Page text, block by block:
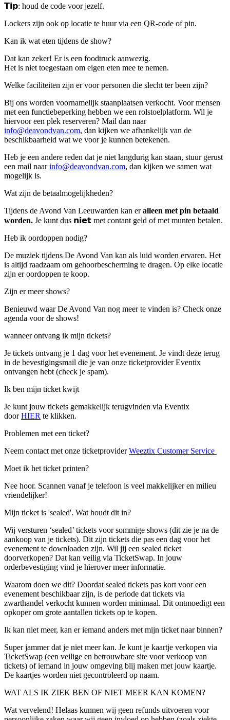
𝗧𝗶𝗽: houd de code voor jezelf.
Lockers zijn ook op locatie te huur via een QR-code of pin.
Kan ik wat eten tijdens de show?
Dat kan zeker! Er is een foodtruck aanwezig.
Het is niet toegestaan om eigen eten mee te nemen.
Welke faciliteiten zijn er voor personen die slecht ter been zijn?
Bij ons worden voornamelijk staanplaatsen verkocht. Voor mensen
met een functiebeperking hebben we een rolstoelplatform. Wil je
hiervoor een plek reserveren? Mail dan naar
info@deavondvan.com, dan kijken we afhankelijk van de
beschikbaarheid wat we voor je kunnen betekenen.
Heb je een andere reden dat je niet langdurig kan staan, stuur gerust
een mail naarinfo@deavondvan.com, dan kijken we samen wat
mogelijk is.
Wat zijn de betaalmogelijkheden?
Tijdens de Avond Van Leeuwarden kan eralleen met pin betaald
worden. Je kunt dus 𝗻𝗶𝗲𝘁 met contant geld of met munten betalen.
Heb ik oordoppen nodig?
De muziek tijdens De Avond Van kan als luid worden ervaren. Het
is altijd raadzaam om gehoorbescherming te dragen. Op elke locatie
zijn er oordoppen te koop.
Zijn er meer shows?
Benieuwd waar De Avond Van nog meer te vinden is? Check onze
agenda voor de shows!
wanneer ontvang ik mijn tickets?
Je tickets ontvang je 1 dag voor het evenement. Je vindt deze terug
in de bevestigingsmail die je van onze ticketprovider Eventix
ontvangen hebt (check je spam).
Ik ben mijn ticket kwijt
Je kunt jouw tickets gemakkelijk terugvinden via Eventix
doorHIER te klikken.
Problemen met een ticket?
Neem contact met onze ticketproviderWeeztix Customer Service
Moet ik het ticket printen?
Nee hoor. Scannen vanaf je telefoon is veel makkelijker en milieu
vriendelijker!
Mijn ticket is 'sealed'. Wat houdt dit in?
Wij versturen ‘sealed’ tickets voor sommige shows (dit zie je na de
aankoop van je tickets). Dit zijn tickets die pas een dag voor het
evenement te downloaden zijn. Wil jij een sealed ticket
doorverkopen? Dat kan veilig via TicketSwap. In jouw
orderbevestiging vind je hierover meer informatie.
Waarom doen we dit? Doordat sealed tickets pas kort voor een
evenement beschikbaar zijn, is de periode dat tickets via
zwarthandel verkocht kunnen worden minimaal. Dit ontmoedigt een
opkoper om grote aantallen tickets op te kopen.
Ik kan niet meer, kan er iemand anders met mijn ticket naar binnen?
Super jammer dat je niet meer kan. Je kunt je kaartje verkopen via
TicketSwap (een veilige en betrouwbare site voor verkoop van
tickets) of iemand in jouw omgeving blij maken met jouw kaartje.
De kaartjes worden niet gecontroleerd op naam.
WAT ALS IK ZIEK BEN OF NIET MEER KAN KOMEN?
Wat vervelend! Helaas kunnen wij geen refunds uitvoeren voor